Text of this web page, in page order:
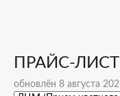
ПРАЙС-ЛИСТ
обновлён 8 августа